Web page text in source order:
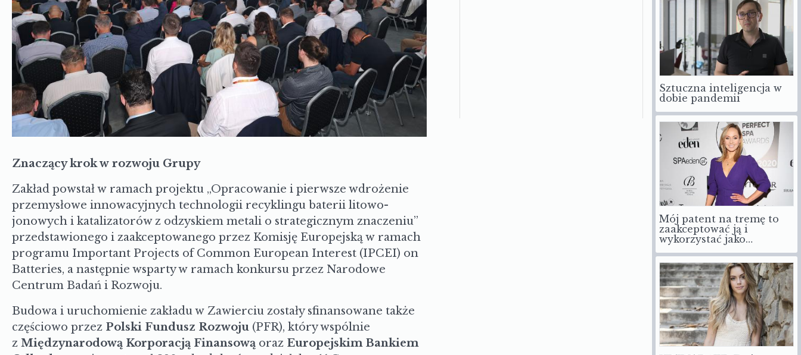
Znaczący krok w rozwoju Grupy
Zakład powstał w ramach projektu „Opracowanie i pierwsze wdrożenie
przemysłowe innowacyjnych technologii recyklingu baterii litowo-
jonowych i katalizatorów z odzyskiem metali o strategicznym znaczeniu”
przedstawionego i zaakceptowanego przez Komisję Europejską w ramach
programu Important Projects of Common European Interest (IPCEI) on
Batteries, a następnie wsparty w ramach konkursu przez Narodowe
Centrum Badań i Rozwoju.
Budowa i uruchomienie zakładu w Zawierciu zostały sfinansowane także
częściowo przez Polski Fundusz Rozwoju(PFR), który wspólnie
z Międzynarodową Korporacją Finansowąoraz Europejskim Bankiem
Sztuczna inteligencja w
dobie pandemii
Mój patent na tremę to
zaakceptować ją i
wykorzystać jako…